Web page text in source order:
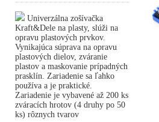
Univerzálna zošívačka
Kraft&Dele na plasty, slúži na
opravu plastových prvkov.
Vynikajúca súprava na opravu
plastových dielov, zváranie
plastov a maskovanie prípadných
prasklín. Zariadenie sa ľahko
používa a je praktické.
Zariadenie je vybavené až 200 ks
zváracích hrotov (4 druhy po 50
ks) rôznych tvarov